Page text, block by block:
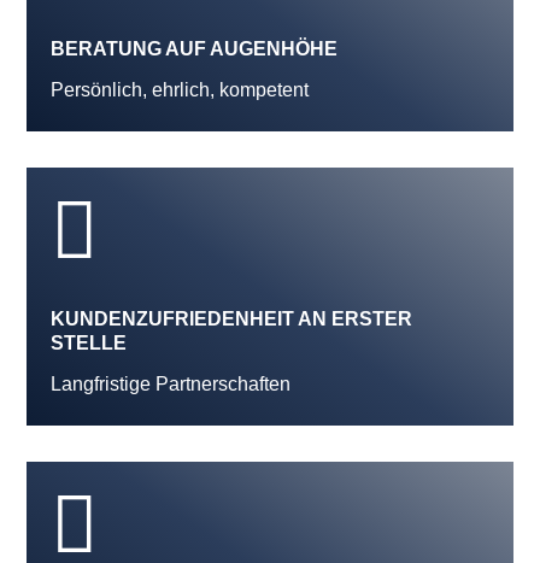
BERATUNG AUF AUGENHÖHE
Persönlich, ehrlich, kompetent

KUNDENZUFRIEDENHEIT AN ERSTER
STELLE
Langfristige Partnerschaften
